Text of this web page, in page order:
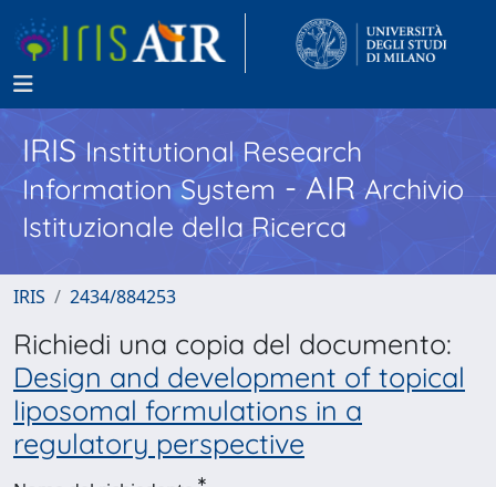
IRISInstitutional Research
Information System - AIR Archivio
Istituzionale della Ricerca
IRIS 2434/884253
Richiedi una copia del documento:
Design and development of topical
liposomal formulations in a
regulatory perspective